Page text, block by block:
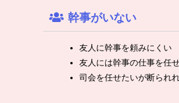
幹事がいない
友人に幹事を頼みにくい
友人には幹事の仕事を任
司会を任せたいが断られれ